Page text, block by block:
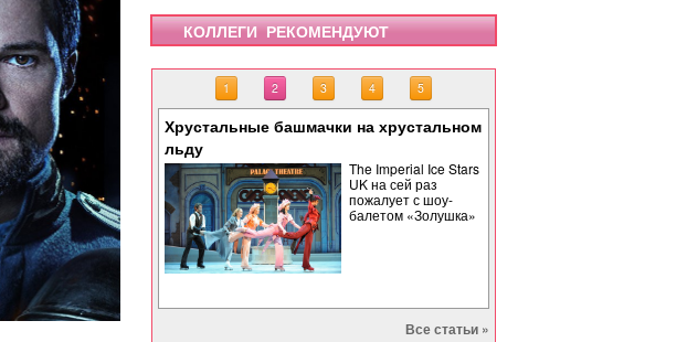
КОЛЛЕГИ РЕКОМЕНДУЮТ
1 2 3 4 5
Хрустальные башмачки на хрустальном
льду
The Imperial Ice Stars
UK на сей раз
пожалует с шоу-
балетом «Золушка»
Все статьи »